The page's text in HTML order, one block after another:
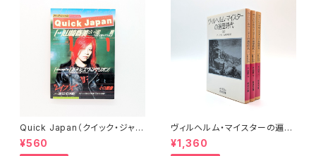
Quick Japan（クイック・ジャパ
ン）Vol.11
¥560
ヴィルヘルム・マイスターの遍歴
時代 (上)(中)(下)（岩波文庫）
¥1,360